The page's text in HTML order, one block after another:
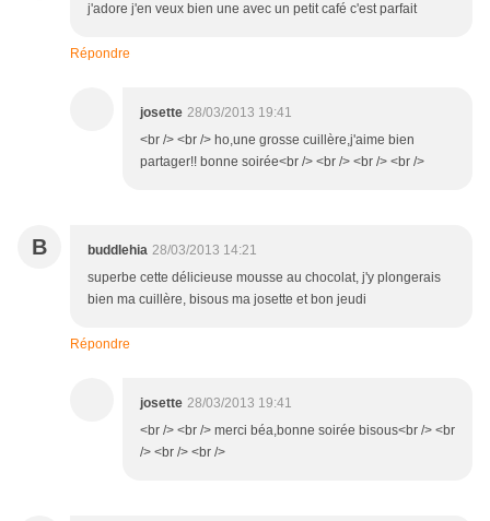
j'adore j'en veux bien une avec un petit café c'est parfait
Répondre
josette 28/03/2013 19:41
<br /> <br /> ho,une grosse cuillère,j'aime bien
partager!! bonne soirée<br /> <br /> <br /> <br />
B buddlehia 28/03/2013 14:21
superbe cette délicieuse mousse au chocolat, j'y plongerais
bien ma cuillère, bisous ma josette et bon jeudi
Répondre
josette 28/03/2013 19:41
<br /> <br /> merci béa,bonne soirée bisous<br /> <br
/> <br /> <br />